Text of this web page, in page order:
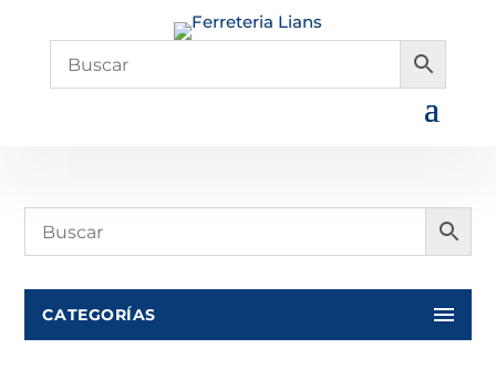
CATEGORÍAS